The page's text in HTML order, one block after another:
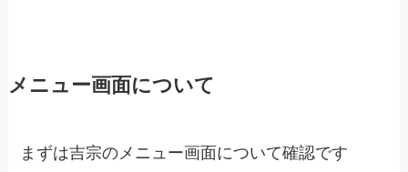
メニュー画面について
まずは吉宗のメニュー画面について確認です